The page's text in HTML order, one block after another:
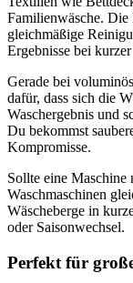
Familienwäsche.
gleichmäßige
Ergebnisse bei
Gerade bei
dafür, dass sich die
Waschergebnis und
Du bekommst
Kompromisse.
Sollte eine Maschine
Waschmaschinen
Wäscheberge in
oder Saisonwechsel.
Perfekt für